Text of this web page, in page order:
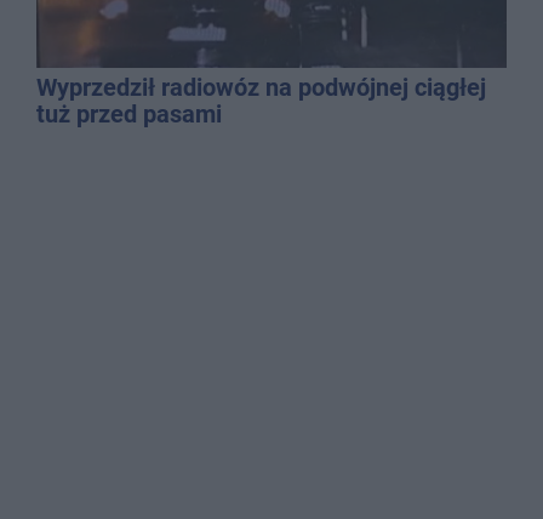
Wyprzedził radiowóz na podwójnej ciągłej
tuż przed pasami